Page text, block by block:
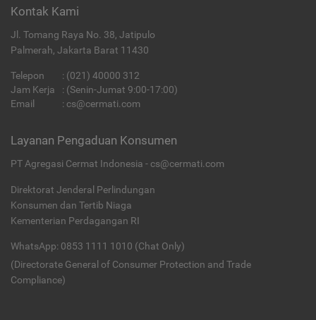
Kontak Kami
Jl. Tomang Raya No. 38, Jatipulo
Palmerah, Jakarta Barat 11430
Telepon : (021) 40000 312
Jam Kerja
: (Senin-Jumat 9:00-17:00)
Email
: cs@cermati.com
Layanan Pengaduan Konsumen
PT Agregasi Cermat Indonesia - cs@cermati.com
Direktorat Jenderal Perlindungan
Konsumen dan Tertib Niaga
Kementerian Perdagangan RI
WhatsApp: 0853 1111 1010 (Chat Only)
(Directorate General of Consumer Protection and Trade
Compliance)